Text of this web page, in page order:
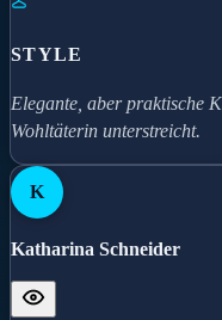
STYLE
Elegante, aber praktische
Wohltäterin unterstreicht.
K
Katharina Schneider